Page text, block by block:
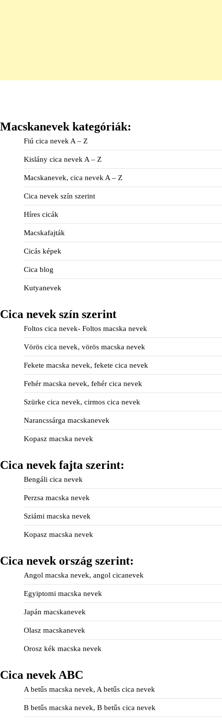
Macskanevek kategóriák:
Fiú cica nevek A – Z
Kislány cica nevek A – Z
Macskanevek, cica nevek A – Z
Cica nevek szín szerint
Híres cicák
Macskafajták
Cicás képek
Cica blog
Kutyanevek
Cica nevek szín szerint
Foltos cica nevek- Foltos macska nevek
Vörös cica nevek, vörös macska nevek
Fekete macska nevek, fekete cica nevek
Fehér macska nevek, fehér cica nevek
Szürke cica nevek, cirmos cica nevek
Narancssárga macskanevek
Kopasz macska nevek
Cica nevek fajta szerint:
Bengáli cica nevek
Perzsa macska nevek
Sziámi macska nevek
Kopasz macska nevek
Cica nevek ország szerint:
Angol macska nevek, angol cicanevek
Egyiptomi macska nevek
Japán macskanevek
Olasz macskanevek
Orosz kék macska nevek
Cica nevek ABC
A betűs macska nevek, A betűs cica nevek
B betűs macska nevek, B betűs cica nevek